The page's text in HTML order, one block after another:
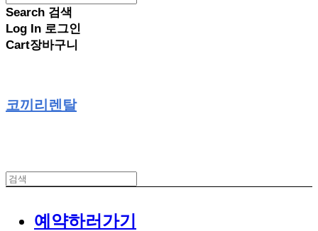
Search 검색
Log In 로그인
Cart장바구니
코끼리렌탈
예약하러가기